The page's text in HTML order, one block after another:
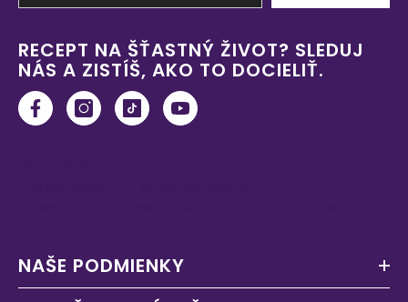
RECEPT NA ŠŤASTNÝ ŽIVOT? SLEDUJ
NÁS A ZISTÍŠ, AKO TO DOCIELIŤ.
NAŠE PODMIENKY